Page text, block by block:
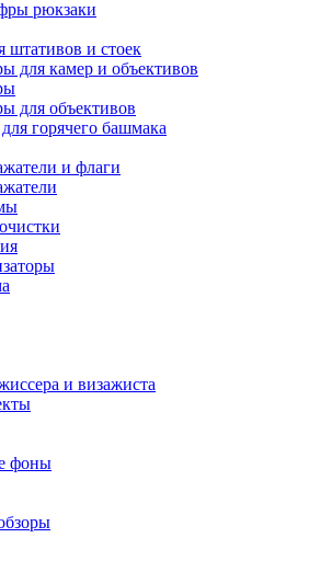
рюкзаки
штативов и стоек
для камер и объективов
для объективов
горячего башмака
и флаги
и визажиста
фоны